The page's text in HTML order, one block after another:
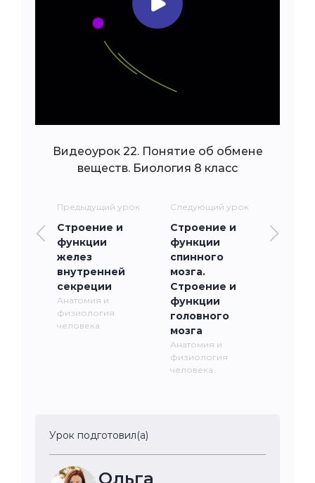
Видеоурок 22. Понятие об обмене
веществ. Биология 8 класс
Предыдущий урок
Строение и
функции
желез
внутренней
секреции
Анатомия и
физиология
человека
Следующий урок
Строение и
функции
спинного
мозга.
Строение и
функции
головного
мозга
Анатомия и
физиология
человека
Урок подготовил(а)
Ольга